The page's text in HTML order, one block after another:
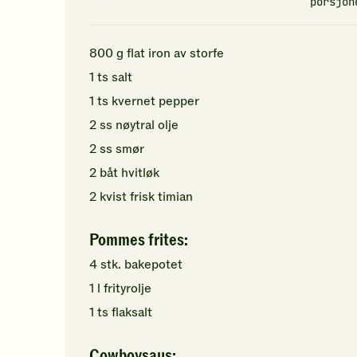
800g flat iron av storfe
1 ts salt
1 ts kvernet pepper
2ss nøytral olje
2ss smør
2 båt hvitløk
2 kvistfrisk timian
Pommes frites:
4stk. bakepotet
1 l frityrolje
1 ts flaksalt